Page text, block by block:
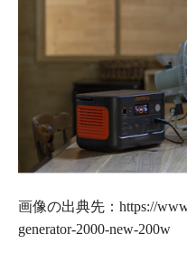
画像の出典先：https://
generator-2000-new-200w